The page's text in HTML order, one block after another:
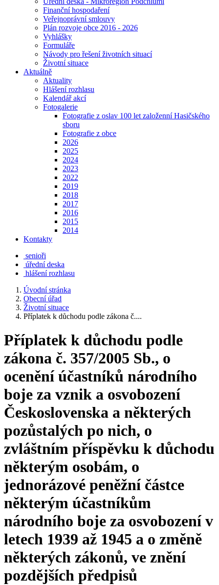
Finanční hospodaření
Veřejnoprávní smlouvy
Plán rozvoje obce 2016 - 2026
Vyhlášky
Formuláře
Návody pro řešení životních situací
Životní situace
Aktuálně
Aktuality
Hlášení rozhlasu
Kalendář akcí
Fotogalerie
Fotografie z oslav 100 let založenní Hasičského
sboru
Fotografie z obce
2026
2025
2024
2023
2022
2019
2018
2017
2016
2015
2014
Kontakty
senioři
úřední deska
hlášení rozhlasu
Úvodní stránka
Obecní úřad
Životní situace
Příplatek k důchodu podle zákona č....
Příplatek k důchodu podle
zákona č. 357/2005 Sb., o
ocenění účastníků národního
boje za vznik a osvobození
Československa a některých
pozůstalých po nich, o
zvláštním příspěvku k důchodu
některým osobám, o
jednorázové peněžní částce
některým účastníkům
národního boje za osvobození v
letech 1939 až 1945 a o změně
některých zákonů, ve znění
pozdějších předpisů